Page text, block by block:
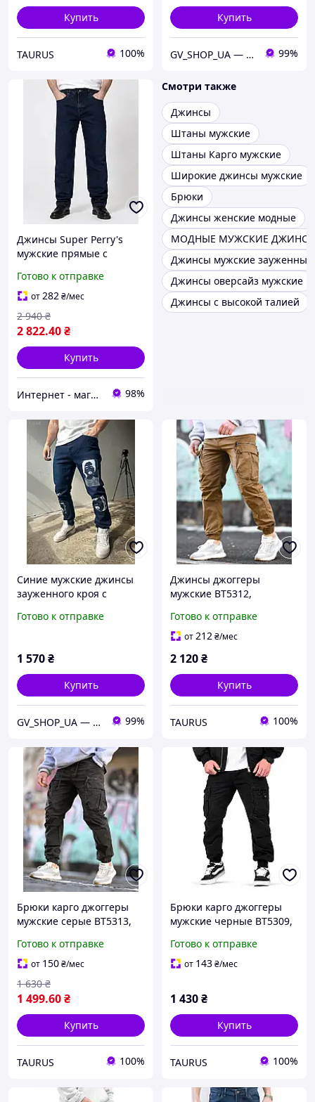
Купить
TAURUS 100%
Купить
GV_SHOP_UA — мужская одежда нового поколения 99%
Джинсы Super Perry's
мужские прямые с
карманах синие
Готово к отправке
от282₴/мес
2 822.40₴
2 940 ₴
Купить
Интернет - магазин JEANSTON 98%
Смотри также
Джинсы
Штаны мужские
Штаны Карго мужские
Широкие джинсы мужские
Брюки
Джинсы женские модные
МОДНЫЕ МУЖСКИЕ
Джинсы мужские зауженные
Джинсы оверсайз мужские
Джинсы с высокой талией
Синие мужские джинсы
зауженного кроя с
Готово к отправке
1 570₴
Купить
GV_SHOP_UA — мужская одежда нового поколения 99%
Джинсы джоггеры
мужские ВТ5312,
резинка, манжеты
резинка, повседневные
Готово к отправке
от212₴/мес
2 120₴
Купить
TAURUS 100%
Брюки карго джоггеры
мужские серые ВТ5313,
зауженные, манжеты
резинка, городские
Готово к отправке
от 150₴/мес
1 499.60₴
1 630 ₴
Купить
TAURUS 100%
Брюки карго джоггеры
мужские черные ВТ5309,
зауженные, манжеты
резинка, городские
Готово к отправке
от 143₴/мес
1 430₴
Купить
TAURUS 100%